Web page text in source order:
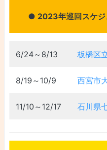
● 2023年巡回スケジ
6/24～8/13 板橋区
8/19～10/9 西宮市
11/10～12/17 石川県